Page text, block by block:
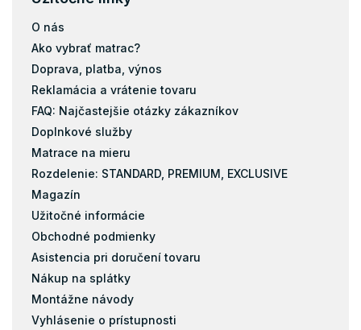
O nás
Ako vybrať matrac?
Doprava, platba, výnos
Reklamácia a vrátenie tovaru
FAQ: Najčastejšie otázky zákazníkov
Doplnkové služby
Matrace na mieru
Rozdelenie: STANDARD, PREMIUM, EXCLUSIVE
Magazín
Užitočné informácie
Obchodné podmienky
Asistencia pri doručení tovaru
Nákup na splátky
Montážne návody
Vyhlásenie o prístupnosti